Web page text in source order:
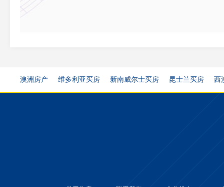
澳洲房产 维多利亚买房 新南威尔士买房 昆士兰买房 西